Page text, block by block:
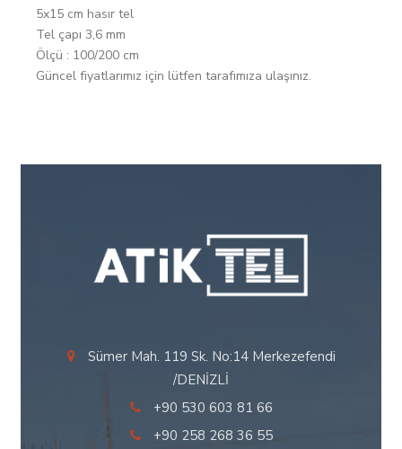
5x15 cm hasır tel
Tel çapı 3,6 mm
Ölçü : 100/200 cm
Güncel fiyatlarımız için lütfen tarafımıza ulaşınız.
Sümer Mah. 119 Sk. No:14 Merkezefendi
/DENİZLİ
+90 530 603 81 66
+90 258 268 36 55